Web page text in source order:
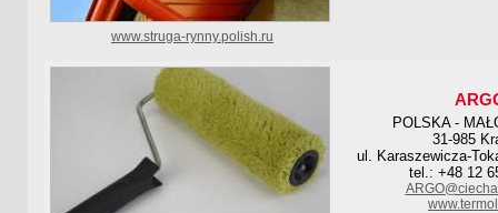
www.struga-rynny.polish.ru
POLSKA -
31-985
ul. Karaszewicza-
tel.: +48 12